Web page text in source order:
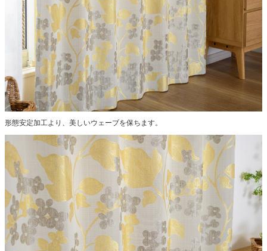
形態安定加工より、美しいウェーブを保ちます。